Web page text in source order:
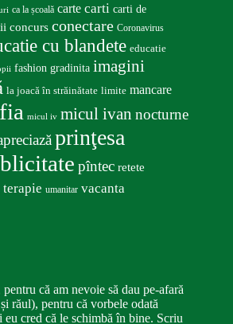
ca la școală carte carti carti de
concurs conectare Coronavirus
cu blandete educatie
fashion gradinita imagini
la joacă în străinătate limite mancare
micul iv micul ivan nocturne
prinţesa
pîntec retete
terapie umanitar vacanta
că am nevoie să dau pe-afară
răul), pentru că vorbele odată
cred că le schimbă în bine. Scriu